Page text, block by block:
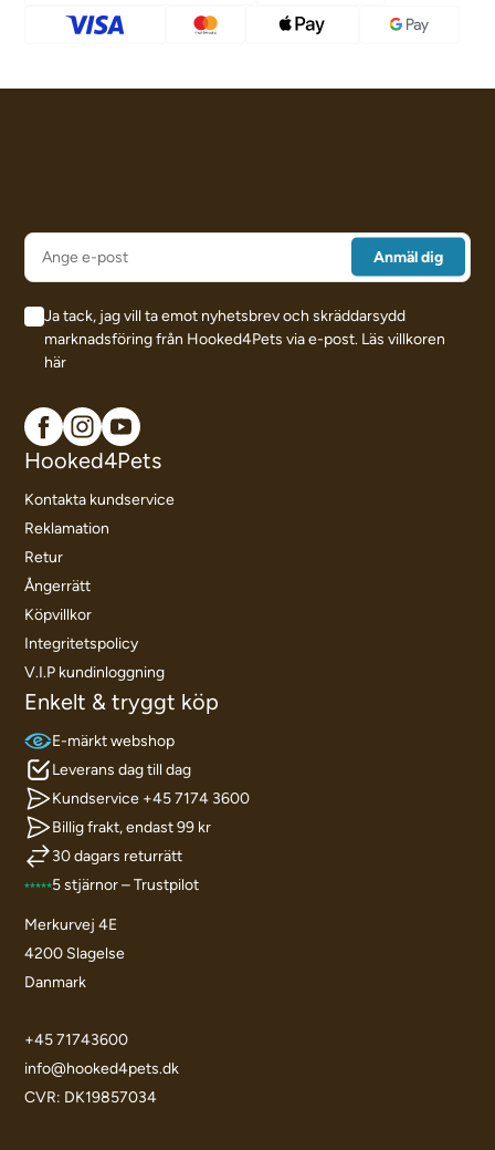
Ja tack, jag vill ta emot nyhetsbrev och skräddarsydd
marknadsföring från Hooked4Pets via e-post. Läs villkoren
här
Hooked4Pets
Kontakta kundservice
Reklamation
Retur
Ångerrätt
Köpvillkor
Integritetspolicy
V.I.P kundinloggning
Enkelt & tryggt köp
E-märkt webshop
Leverans dag till dag
Kundservice +45 7174 3600
Billig frakt, endast 99 kr
30 dagars returrätt
5 stjärnor – Trustpilot
Merkurvej 4E
4200 Slagelse
Danmark
+45 71743600
info@hooked4pets.dk
CVR: DK19857034